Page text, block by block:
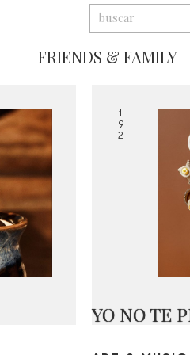
FRIENDS & FAMILY
1
9
2
YO NO TE